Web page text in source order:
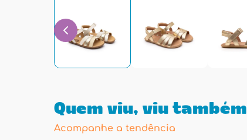
Quem viu, viu também
Acompanhe a tendência